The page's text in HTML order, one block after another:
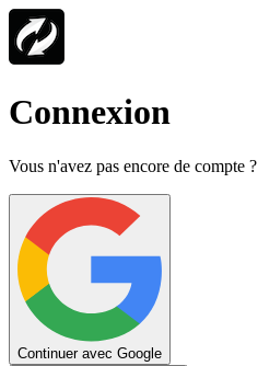
Connexion
Vous n'avez pas encore de compte ?
Continuer avec Google